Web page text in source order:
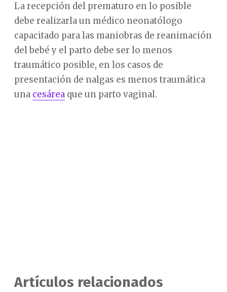
La recepción del prematuro en lo posible
debe realizarla un médico neonatólogo
capacitado para las maniobras de reanimación
del bebé y el parto debe ser lo menos
traumático posible, en los casos de
presentación de nalgas es menos traumática
una cesáreaque un parto vaginal.
Artículos relacionados